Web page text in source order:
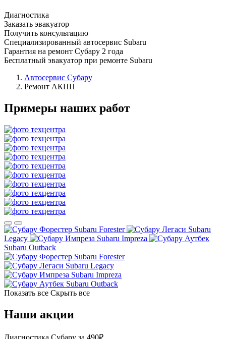
Диагностика
Заказать эвакуатор
Получить консультацию
Специализированный автосервис Subaru
Гарантия на ремонт Субару 2 года
Бесплатный эвакуатор при ремонте Subaru
Автосервис Субару
Ремонт АКПП
Примеры наших работ
Subaru Forester
Subaru
Legacy
Subaru Impreza
Subaru Outback
Subaru Forester
Subaru Legacy
Subaru Impreza
Subaru Outback
Показать все Скрыть все
Наши акции
Диагностика Субару за 490₽